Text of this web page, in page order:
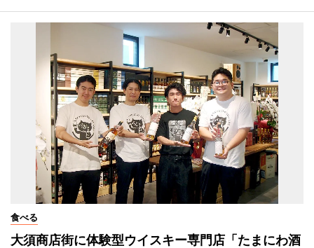
食べる
大須商店街に体験型ウイスキー専門店「たまにわ酒